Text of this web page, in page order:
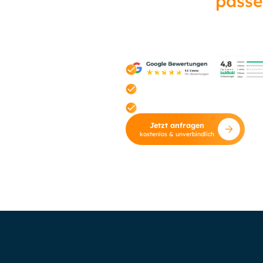
Unverbindlich. Transparent.
Jetzt anfragen
kostenlos & unverbindlich